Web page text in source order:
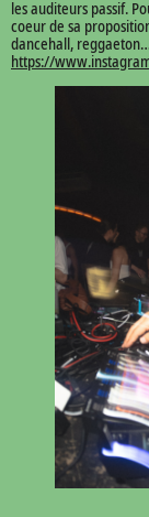
les auditeurs passif.
coeur de sa
dancehall,
https://